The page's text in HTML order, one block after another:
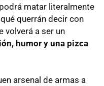
matar literalmente
querrán decir con
volverá a ser un
humor y una pizca
arsenal de armas a